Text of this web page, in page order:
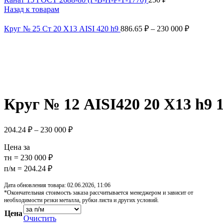
Назад к товарам
Круг № 25 Ст 20 Х13 AISI 420 h9 886.65 ₽ – 230 000 ₽
Круг № 12 AISI420 20 Х13 h9
204.24 ₽ – 230 000 ₽
Цена за
тн = 230 000 ₽
п/м = 204.24 ₽
Дата обновления товара: 02.06.2026, 11:06
*Окончательная стоимость заказа рассчитывается менеджером и зависит от
необходимости резки металла, рубки листа и других условий.
Цена
Очистить